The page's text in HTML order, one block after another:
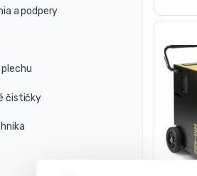
a podpery
čističky